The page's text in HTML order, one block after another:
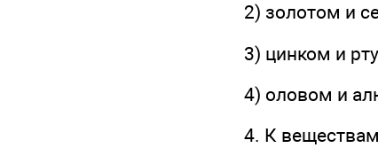
2) золотом и
3) цинком и
4) оловом и
4. К